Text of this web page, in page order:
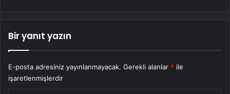
Bir yanıt yazın
E-posta adresiniz yayınlanmayacak. Gerekli alanlar * ile
işaretlenmişlerdir